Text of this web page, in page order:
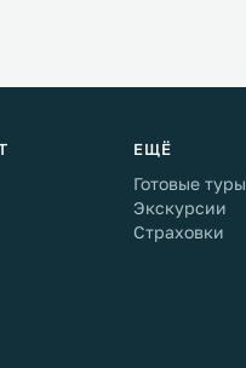
ЕЩЁ
Готовые туры
Экскурсии
Страховки